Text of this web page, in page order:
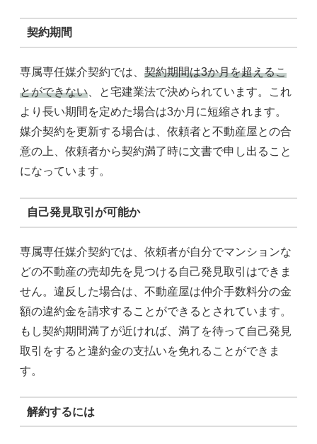
契約期間
専属専任媒介契約では、 契約期間は3か月を超えるこ
とができない 、と宅建業法で決められています。これ
より長い期間を定めた場合は3か月に短縮されます。
媒介契約を更新する場合は、依頼者と不動産屋との合
意の上、依頼者から契約満了時に文書で申し出ること
になっています。
自己発見取引が可能か
専属専任媒介契約では、依頼者が自分でマンションな
どの不動産の売却先を見つける自己発見取引はできま
せん。違反した場合は、不動産屋は仲介手数料分の金
額の違約金を請求することができるとされています。
もし契約期間満了が近ければ、満了を待って自己発見
取引をすると違約金の支払いを免れることができま
す。
解約するには